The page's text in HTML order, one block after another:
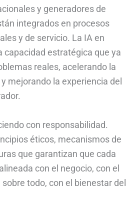
y generadores de
integrados en procesos
y de servicio. La IA en
capacidad estratégica que ya
reales, acelerando la
mejorando la experiencia del
con responsabilidad.
éticos, mecanismos de
que garantizan que cada
con el negocio, con el
todo, con el bienestar del